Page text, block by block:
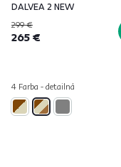
DALVEA 2 NEW
299 €
265 €
4 Farba - detailná